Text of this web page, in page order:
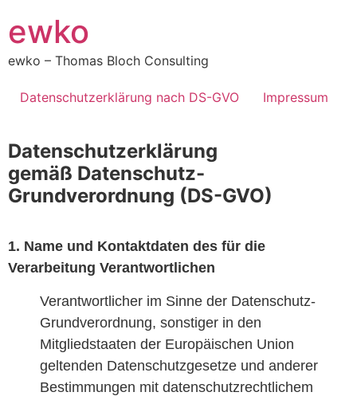
ewko
ewko – Thomas Bloch Consulting
Datenschutzerklärung nach DS-GVO Impressum
Datenschutzerklärung
gemäß Datenschutz-
Grundverordnung (DS-GVO)
1. Name und Kontaktdaten des für die
Verarbeitung Verantwortlichen
Verantwortlicher im Sinne der Datenschutz-
Grundverordnung, sonstiger in den
Mitgliedstaaten der Europäischen Union
geltenden Datenschutzgesetze und anderer
Bestimmungen mit datenschutzrechtlichem